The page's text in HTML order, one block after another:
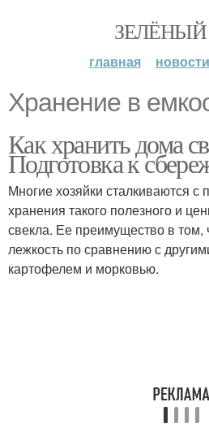
главная новости
Хранение в
Как хранить дома
Подготовка к
Многие хозяйки сталкиваются с
хранения такого полезного и
свекла. Ее преимущество в
лежкость по сравнению с
картофелем и морковью.